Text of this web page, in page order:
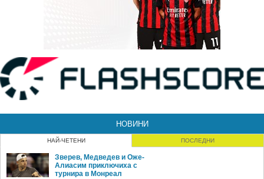
НОВИНИ
НАЙ-ЧЕТЕНИ ПОСЛЕДНИ
Зверев, Медведев и Оже-
Алиасим приключиха с
турнира в Монреал